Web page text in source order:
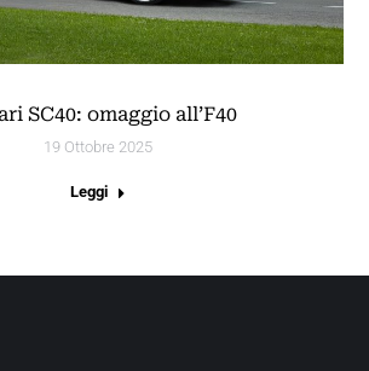
SC40: omaggio all’F40
19 Ottobre 2025
Leggi